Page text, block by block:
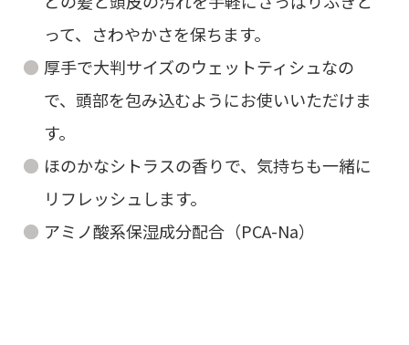
って、さわやかさを保ちます。
厚手で大判サイズのウェットティシュなの
で、頭部を包み込むようにお使いいただけま
す。
ほのかなシトラスの香りで、気持ちも一緒に
リフレッシュします。
アミノ酸系保湿成分配合（PCA-Na）